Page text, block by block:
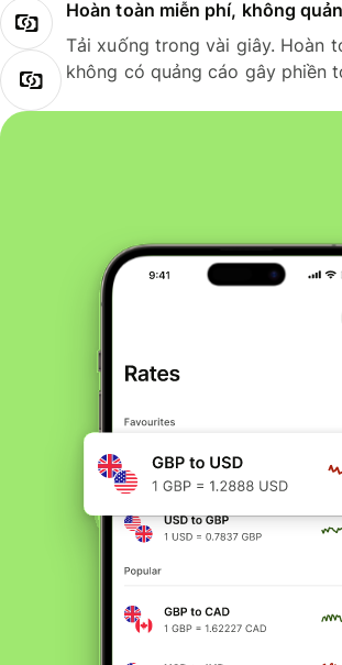
Hoàn toàn miễn phí, không
Tải xuống trong vài giây. Hoàn
không có quảng cáo gây phiền